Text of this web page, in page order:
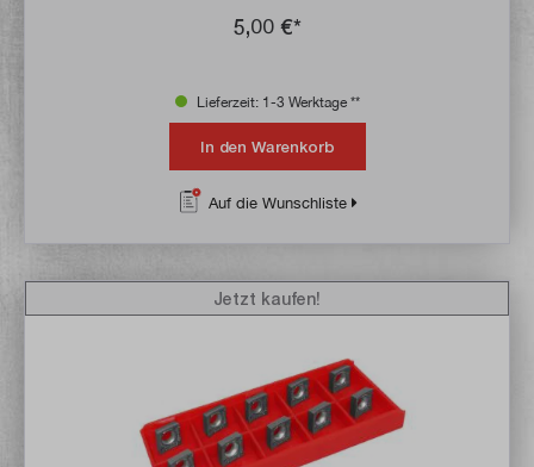
5,00 €*
Lieferzeit: 1-3 Werktage **
In den Warenkorb
Auf die Wunschliste
Jetzt kaufen!